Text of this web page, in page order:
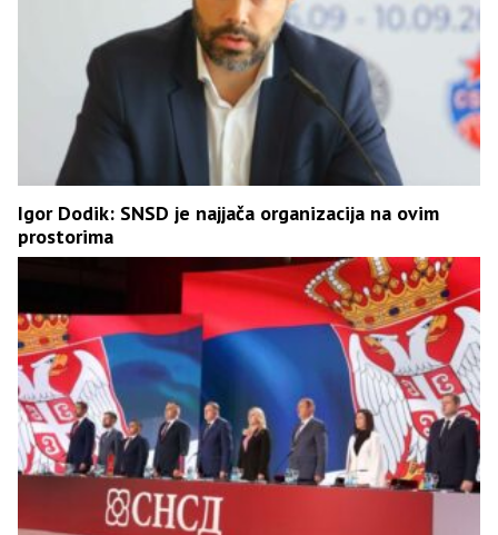
Igor Dodik: SNSD je najjača organizacija na ovim
prostorima